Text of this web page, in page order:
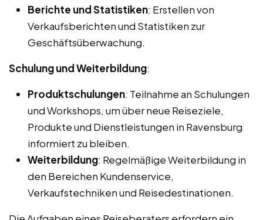
Berichte und Statistiken: Erstellen von
Verkaufsberichten und Statistiken zur
Geschäftsüberwachung.
Schulung und Weiterbildung:
Produktschulungen: Teilnahme an Schulungen
und Workshops, um über neue Reiseziele,
Produkte und Dienstleistungen in Ravensburg
informiert zu bleiben.
Weiterbildung: Regelmäßige Weiterbildung in
den Bereichen Kundenservice,
Verkaufstechniken und Reisedestinationen.